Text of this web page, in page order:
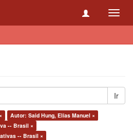
Ir
Autor: Said Hung, Elías Manuel ×
-- Brasil ×
-- Brasil ×